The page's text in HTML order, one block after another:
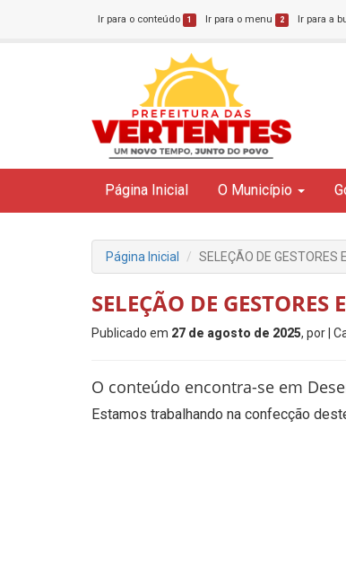
Ir para o conteúdo 1 Ir para o menu 2 Ir para a
Página Inicial O Município
Página Inicial SELEÇÃO DE GESTORES
SELEÇÃO DE GESTORES
Publicado em 27 de agosto de 2025, por |
O conteúdo encontra-se em
Estamos trabalhando na confecção